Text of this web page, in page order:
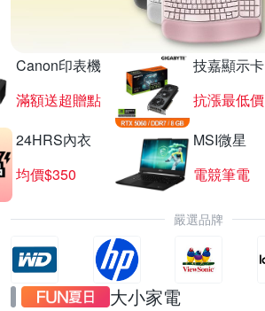
Canon印表機
滿額送超贈點
技嘉顯示卡
抗漲最低價
24HRS內衣
均價$350
MSI微星
電競筆電
嚴選品牌
大小家電